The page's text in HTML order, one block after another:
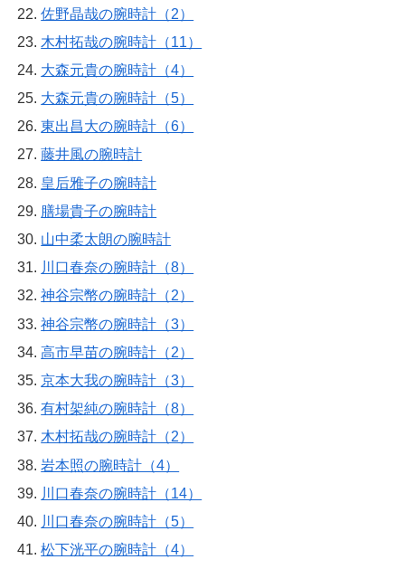
佐野晶哉の腕時計（2）
木村拓哉の腕時計（11）
大森元貴の腕時計（4）
大森元貴の腕時計（5）
東出昌大の腕時計（6）
藤井風の腕時計
皇后雅子の腕時計
膳場貴子の腕時計
山中柔太朗の腕時計
川口春奈の腕時計（8）
神谷宗幣の腕時計（2）
神谷宗幣の腕時計（3）
高市早苗の腕時計（2）
京本大我の腕時計（3）
有村架純の腕時計（8）
木村拓哉の腕時計（2）
岩本照の腕時計（4）
川口春奈の腕時計（14）
川口春奈の腕時計（5）
松下洸平の腕時計（4）